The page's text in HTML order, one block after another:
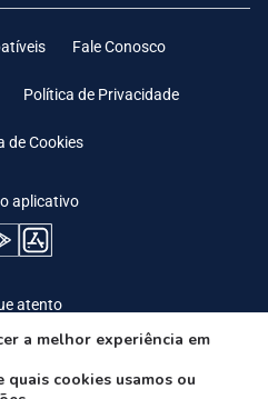
Fale Conosco
Política de Privacidade
de Cookies
aplicativo
atento
a melhor experiência em
cookies usamos ou